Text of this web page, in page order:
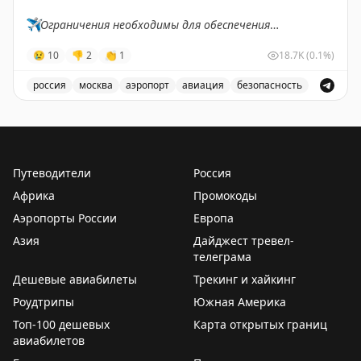
✈️Ограничения необходимы для обеспечения
✈️ Говорит Росавиация| MАХ
😢 10 👎 2 👏 1 18.7K(0.1%)
россия москва аэропорт авиация безопасность
Путеводители
Россия
Африка
Промокоды
Аэропорты России
Европа
Азия
Дайджест тревел-
телеграма
Дешевые авиабилеты
Трекинг и хайкинг
Роудтрипы
Южная Америка
Топ-100 дешевых
авиабилетов
Карта открытых границ